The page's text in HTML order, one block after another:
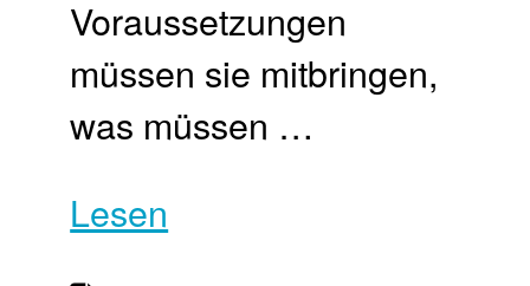
Voraussetzungen
müssen sie mitbringen,
was müssen …
Lesen